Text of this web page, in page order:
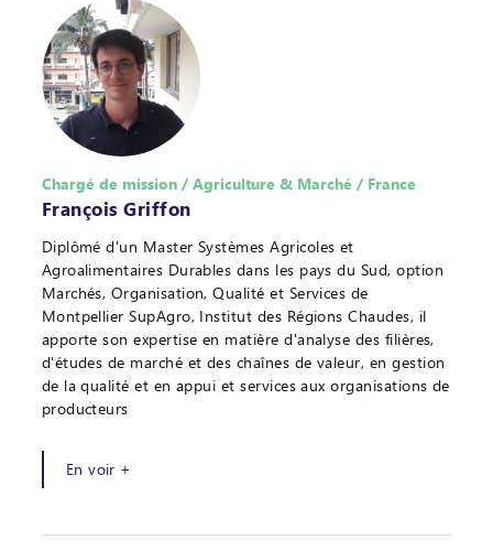
Chargé de mission / Agriculture & Marché / France
François Griffon
Diplômé d'un Master Systèmes Agricoles et
Agroalimentaires Durables dans les pays du Sud, option
Marchés, Organisation, Qualité et Services de
Montpellier SupAgro, Institut des Régions Chaudes, il
apporte son expertise en matière d'analyse des filières,
d'études de marché et des chaînes de valeur, en gestion
de la qualité et en appui et services aux organisations de
producteurs
En voir +